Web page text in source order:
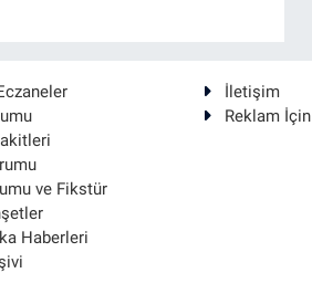
ve Fikstür
Haberleri
İletişim
Reklam İçin